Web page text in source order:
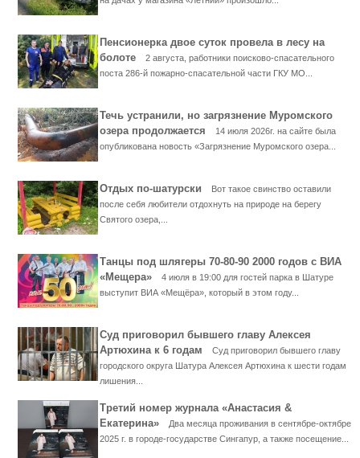
Пенсионерка двое суток провела в лесу на
болоте
2 августа, работники поисково-спасательного
поста 286-й пожарно-спасательной части ГКУ МО...
Течь устранили, но загрязнение Муромского
озера продолжается
14 июля 2026г. на сайте была
опубликована новость «Загрязнение Муромского озера...
Отдых по-шатурски
Вот такое свинство оставили
после себя любители отдохнуть на природе на берегу
Святого озера,...
Танцы под шлягеры 70-80-90 2000 годов с ВИА
«Мещера»
4 июля в 19:00 для гостей парка в Шатуре
выступит ВИА «Мещёра», который в этом году...
Суд приговорил бывшего главу Алексея
Артюхина к 6 годам
Суд приговорил бывшего главу
городского округа Шатура Алексея Артюхина к шести годам
лишения...
Третий номер журнала «Анастасия &
Екатерина»
Два месяца проживания в сентябре-октябре
2025 г. в городе-государстве Сингапур, а также посещение...